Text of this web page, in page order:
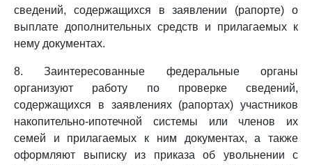
сведений, содержащихся в заявлении (рапорте) о
выплате дополнительных средств и прилагаемых к
нему документах.
8. Заинтересованные федеральные органы
организуют работу по проверке сведений,
содержащихся в заявлениях (рапортах) участников
накопительно-ипотечной системы или членов их
семей и прилагаемых к ним документах, а также
оформляют выписку из приказа об увольнении с